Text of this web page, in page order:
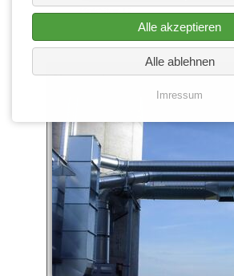
BrikStar C
Absauganlagen
Alle akzeptieren
Alle ablehnen
Imressum